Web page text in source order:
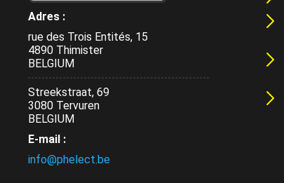
Adres :
rue des Trois Entités, 15
4890 Thimister
BELGIUM
Streekstraat, 69
3080 Tervuren
BELGIUM
E-mail :
info@phelect.be